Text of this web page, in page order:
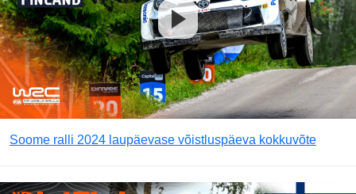
Soome ralli 2024 laupäevase võistluspäeva kokkuvõte